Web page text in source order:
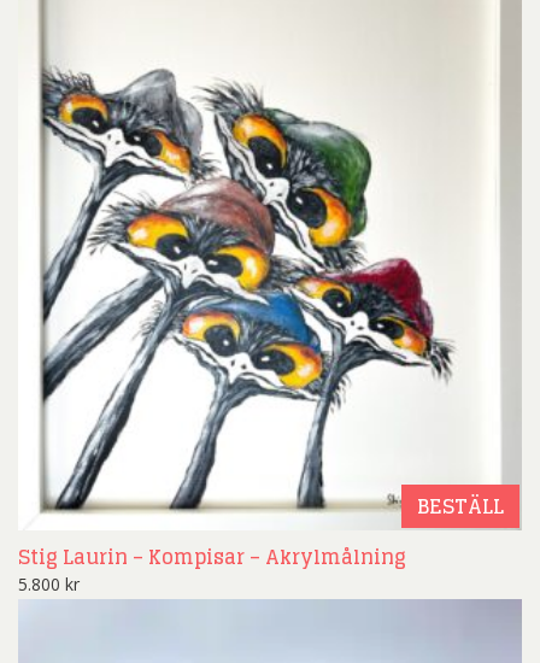
BESTÄLL
Stig Laurin – Kompisar – Akrylmålning
5.800 kr